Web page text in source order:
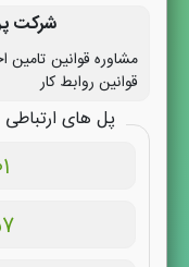
شرکت
مشاوره قوانین تامین
قوانین روابط کار
پل های ارتباطی